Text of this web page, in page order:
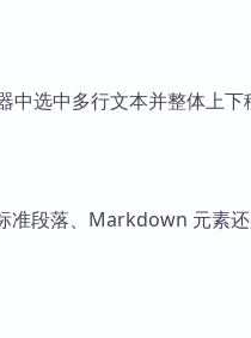
选中多行文本并整体上下
准段落、Markdown 元素